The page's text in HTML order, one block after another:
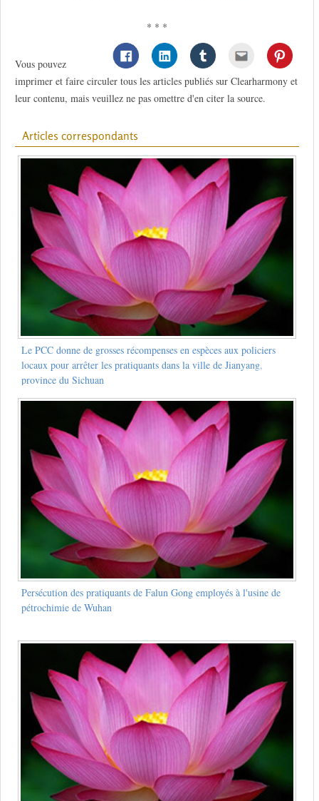
* * *
Vous pouvez
imprimer et faire circuler tous les articles publiés sur Clearharmony et
leur contenu, mais veuillez ne pas omettre d'en citer la source.
Articles correspondants
Le PCC donne de grosses récompenses en espèces aux policiers
locaux pour arrêter les pratiquants dans la ville de Jianyang,
province du Sichuan
Persécution des pratiquants de Falun Gong employés à l'usine de
pétrochimie de Wuhan